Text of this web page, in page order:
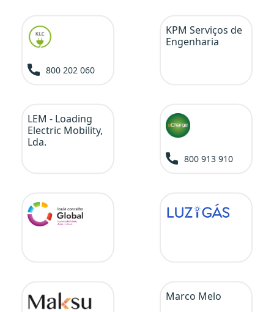
800 202 060
KPM Serviços de
Engenharia
LEM - Loading
Electric Mobility,
Lda.
800 913 910
Marco Melo